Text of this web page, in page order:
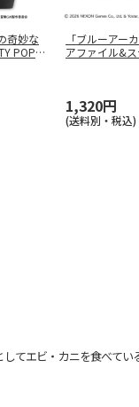
奇妙な
POP
「ブルーアー
アファイル&
1,320円
(送料別・税込)
エビ・カニを食べてい